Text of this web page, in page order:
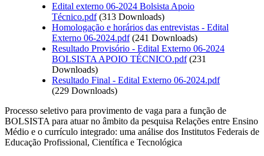
Edital externo 06-2024 Bolsista Apoio
Técnico.pdf (313 Downloads)
Homologação e horários das entrevistas - Edital
Externo 06-2024.pdf (241 Downloads)
Resultado Provisório - Edital Externo 06-2024
BOLSISTA APOIO TÉCNICO.pdf (231
Downloads)
Resultado Final - Edital Externo 06-2024.pdf
(229 Downloads)
Processo seletivo para provimento de vaga para a função de
BOLSISTA para atuar no âmbito da pesquisa Relações entre Ensino
Médio e o currículo integrado: uma análise dos Institutos Federais de
Educação Profissional, Científica e Tecnológica